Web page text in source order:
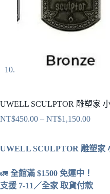
UWELL SCULPTOR 雕塑家
NT$450.00 – NT$1,150.00價
範
到
UWELL SCULPTOR 雕塑家
🚛 全館滿 $1500 免運中！
支援 7-11／全家 取貨付款